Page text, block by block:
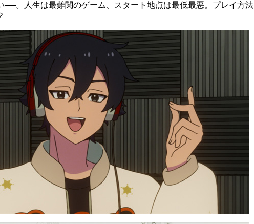
──。人生は最難関のゲーム、スタート地点は最低最悪。プレイ方法